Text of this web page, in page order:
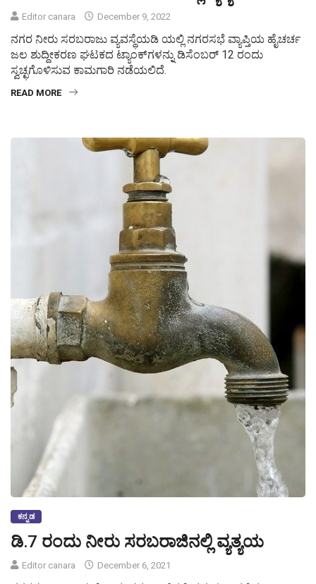
Editor canara December 9, 2022
ನಗರ ನೀರು ಸರಬರಾಜು ವ್ಯವಸ್ಥೆಯಡಿ ಯಲ್ಲಿ ನಗರಸಭೆ ವ್ಯಾಪ್ತಿಯ ಹೈಚರ್ಚ
ಜಲ ಶುದ್ದೀಕರಣ ಘಟಕದ ಟ್ಯಾಂಕ್‌ಗಳನ್ನು ಡಿಸೆಂಬರ್ 12 ರಂದು
ಸ್ವಚ್ಛಗೊಳಿಸುವ ಕಾಮಗಾರಿ ನಡೆಯಲಿದೆ.
READ MORE
ಕನ್ನಡ
ಡಿ.7 ರಂದು ನೀರು ಸರಬರಾಜಿನಲ್ಲಿ ವ್ಯತ್ಯಯ
Editor canara December 6, 2021